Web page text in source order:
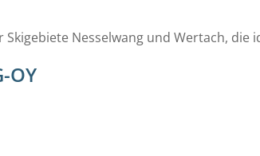
Nesselwang und Wertach, die
OY